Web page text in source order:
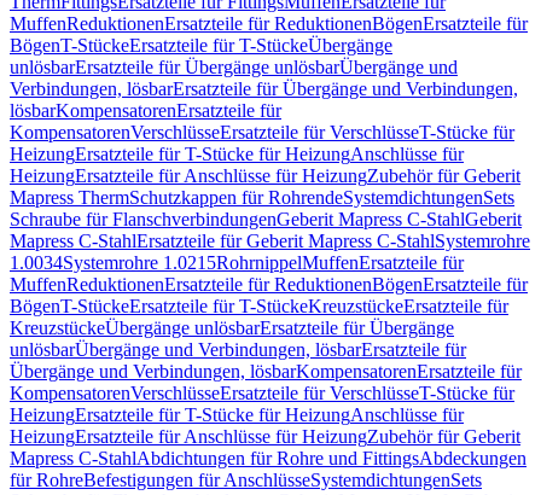
MuffenReduktionenErsatzteile für ReduktionenBögenErsatzteile für
BögenT-StückeErsatzteile für T-StückeÜbergänge
unlösbarErsatzteile für Übergänge unlösbarÜbergänge und
Verbindungen, lösbarErsatzteile für Übergänge und Verbindungen,
lösbarKompensatorenErsatzteile für
KompensatorenVerschlüsseErsatzteile für VerschlüsseT-Stücke für
HeizungErsatzteile für T-Stücke für HeizungAnschlüsse für
HeizungErsatzteile für Anschlüsse für HeizungZubehör für Geberit
Mapress ThermSchutzkappen für RohrendeSystemdichtungenSets
Schraube für FlanschverbindungenGeberit Mapress C-StahlGeberit
Mapress C-StahlErsatzteile für Geberit Mapress C-StahlSystemrohre
1.0034Systemrohre 1.0215RohrnippelMuffenErsatzteile für
MuffenReduktionenErsatzteile für ReduktionenBögenErsatzteile für
BögenT-StückeErsatzteile für T-StückeKreuzstückeErsatzteile für
KreuzstückeÜbergänge unlösbarErsatzteile für Übergänge
unlösbarÜbergänge und Verbindungen, lösbarErsatzteile für
Übergänge und Verbindungen, lösbarKompensatorenErsatzteile für
KompensatorenVerschlüsseErsatzteile für VerschlüsseT-Stücke für
HeizungErsatzteile für T-Stücke für HeizungAnschlüsse für
HeizungErsatzteile für Anschlüsse für HeizungZubehör für Geberit
Mapress C-StahlAbdichtungen für Rohre und FittingsAbdeckungen
für RohreBefestigungen für AnschlüsseSystemdichtungenSets